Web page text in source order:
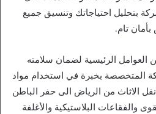
بتحليل احتياجاتك وتنسيق جميع
تام.
العوامل الرئيسية لضمان سلامته
المتخصصة بخبرة في استخدام مواد
الاثاث من الرياض الى حفر الباطن
والفقاعات البلاستيكية والأغلفة